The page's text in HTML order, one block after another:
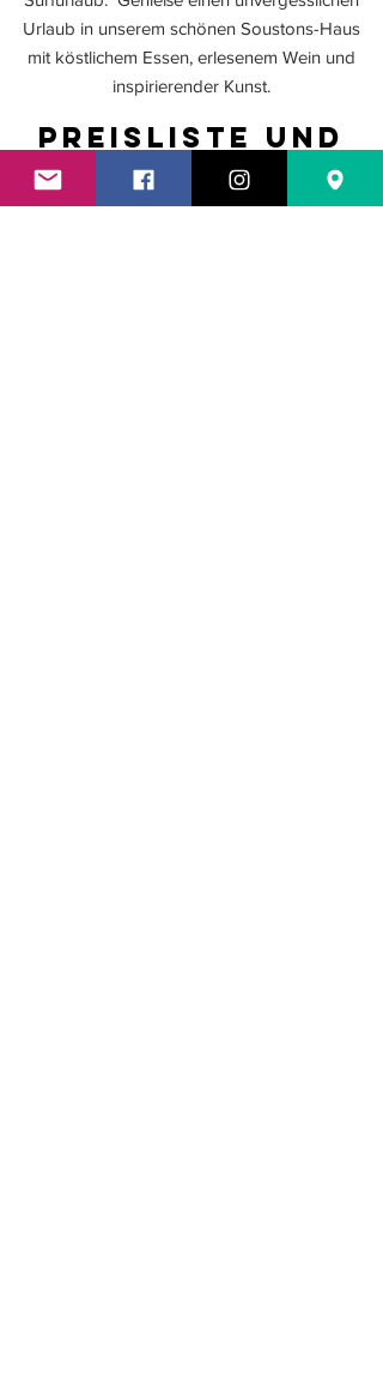
Urlaub in unserem schönen Soustons-Haus
mit köstlichem Essen, erlesenem Wein und
inspirierender Kunst.
Preisliste und
Location